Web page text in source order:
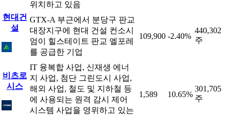
위치하고 있음
현대건
설
GTX-A 부근에서 분당구 판교
대장지구에 현대 건설 컨소시
엄이 힐스테이트 판교 엘포레
를 공급한 기업
109,900 -2.40%
440,302
주
비츠로
시스
IT 융복합 사업, 신재생 에너
지 사업, 첨단 그린도시 사업,
해외 사업, 철도 및 지하철 등
에 사용되는 원격 감시 제어
시스템 사업을 영위하고 있는
1,589 10.65%
301,705
주